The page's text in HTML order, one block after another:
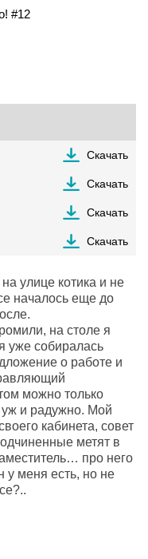
#12
Скачать
Скачать
Скачать
Скачать
улице котика и не
началось еще до
на столе я
уже собиралась
о работе и
можно только
уж и радужно. Мой
кабинета, совет
метят в
про него
у меня есть, но не